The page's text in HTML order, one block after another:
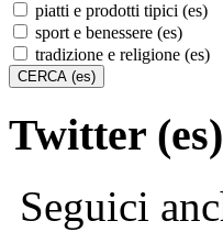
piatti e prodotti tipici (es)
sport e benessere (es)
tradizione e religione (es)
Twitter (es)
Seguici